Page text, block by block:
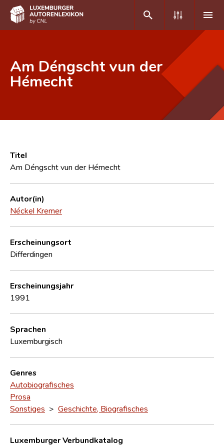
DE FR
Häufige Fragen und Antworten
CNL
Forschungsgruppe
Kontakt
Am Déngscht vun der
Hémecht
Titel
Am Déngscht vun der Hémecht
Autor(in)
Néckel Kremer
Erscheinungsort
Differdingen
Erscheinungsjahr
1991
Sprachen
Luxemburgisch
Genres
Autobiografisches
Prosa
Sonstiges > Geschichte, Biografisches
Luxemburger Verbundkatalog